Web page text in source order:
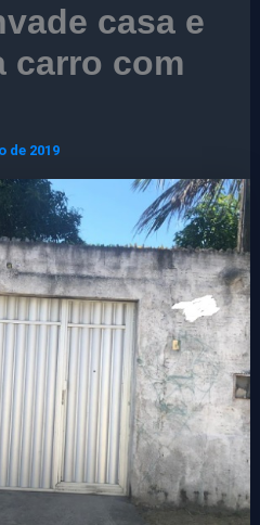
casa e
carro com
de 2019